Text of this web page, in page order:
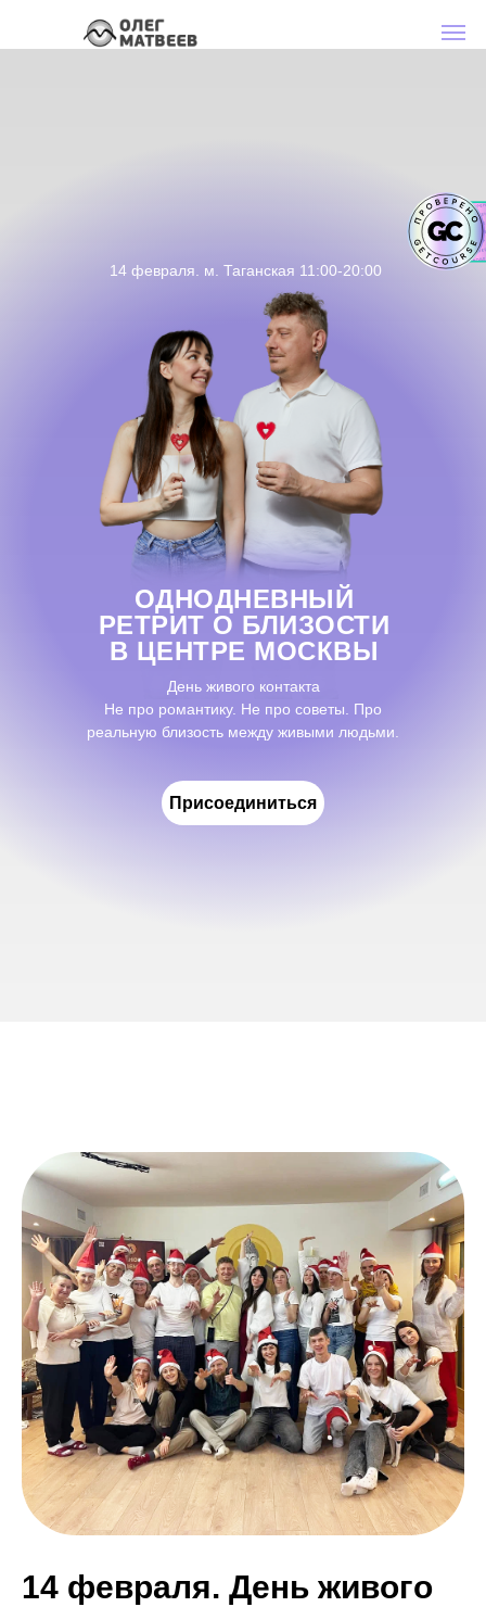
ОДНОДНЕВНЫЙ
РЕТРИТ О БЛИЗОСТИ
В ЦЕНТРЕ МОСКВЫ
14 февраля. м. Таганская 11:00-20:00
День живого контакта
Не про романтику. Не про советы. Про
реальную близость между живыми людьми.
Присоединиться
14 февраля. День живого